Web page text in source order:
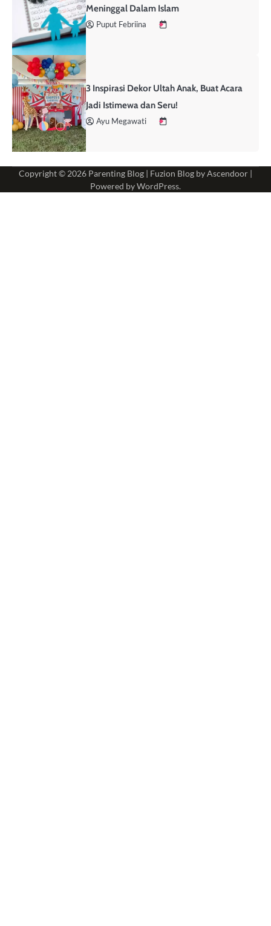
Meninggal Dalam Islam
Puput Febriina
3 Inspirasi Dekor Ultah Anak, Buat Acara
Jadi Istimewa dan Seru!
Ayu Megawati
Copyright © 2026 Parenting Blog | Fuzion Blog byAscendoor |
Powered byWordPress.